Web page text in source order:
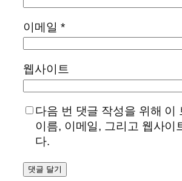
이메일 *
웹사이트
다음 번 댓글 작성을 위해 이
이름, 이메일, 그리고 웹사이
다.